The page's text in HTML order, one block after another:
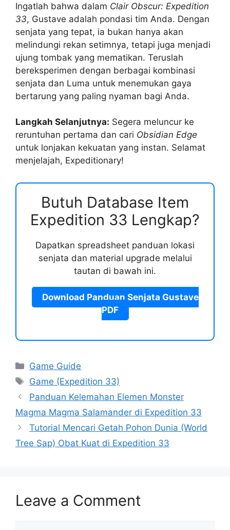
Ingatlah bahwa dalam Clair Obscur: Expedition
33, Gustave adalah pondasi tim Anda. Dengan
senjata yang tepat, ia bukan hanya akan
melindungi rekan setimnya, tetapi juga menjadi
ujung tombak yang mematikan. Teruslah
bereksperimen dengan berbagai kombinasi
senjata dan Luma untuk menemukan gaya
bertarung yang paling nyaman bagi Anda.
Langkah Selanjutnya: Segera meluncur ke
reruntuhan pertama dan cari Obsidian Edge
untuk lonjakan kekuatan yang instan. Selamat
menjelajah, Expeditionary!
Butuh Database Item
Expedition 33 Lengkap?
Dapatkan spreadsheet panduan lokasi
senjata dan material upgrade melalui
tautan di bawah ini.
Download Panduan Senjata Gustave
PDF
Categories
Game Guide
Tags
Game (Expedition 33)
Panduan Kelemahan Elemen Monster
Magma Magma Salamander di Expedition 33
Tutorial Mencari Getah Pohon Dunia (World
Tree Sap) Obat Kuat di Expedition 33
Leave a Comment